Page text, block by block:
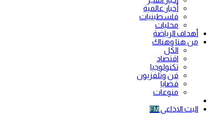
أخبار عالمية
فلسطينيات
محليات
أهداف الرياضة
من هنا وهناك
الكل
اقتصاد
تكنولوجيا
فن وتلفزيون
قضايا
منوعات
البث الاذاعي FM